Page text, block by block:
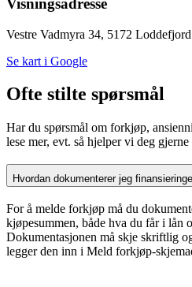
Visningsadresse
Vestre Vadmyra 34, 5172 Loddefjord
Se kart i Google
Ofte stilte spørsmål
Har du spørsmål om forkjøp,
lese mer, evt. så hjelper vi deg
Hvordan dokumenterer jeg
For å melde forkjøp må du
kjøpesummen, både hva du får i lån
Dokumentasjonen må skje skriftlig
legger den inn i Meld forkjøp-